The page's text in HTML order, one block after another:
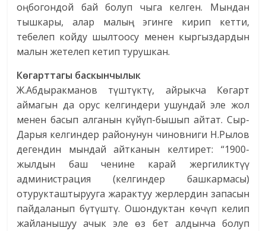
оңбогондой бай болуп чыга келген. Мындан
тышкары, алар малың эгинге кирип кетти,
тебелеп койду шылтоосу менен кыргыздардын
малын жетелеп кетип турушкан.
Көгарттагы баскынчылык
Ж.Абдыракманов түштүктү, айрыкча Көгарт
аймагын да орус келгиндери ушундай эле жол
менен басып алганын күйүп-бышып айтат. Сыр-
Дарыя келгиндер районунун чиновниги Н.Рылов
дегендин мындай айтканын келтирет: “1900-
жылдын баш ченине карай жергиликтүү
администрация (келгиндер башкармасы)
отурукташтырууга жарактуу жерлердин запасын
пайдаланып бүтүштү. Ошондуктан көчүп келип
жайланышуу ачык эле өз бет алдынча болуп